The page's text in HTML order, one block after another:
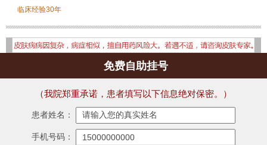
临床经验30年
免费自助挂号
（我院郑重承诺，患者填写以下信息绝对保密。）
患者姓名：
手机号码：